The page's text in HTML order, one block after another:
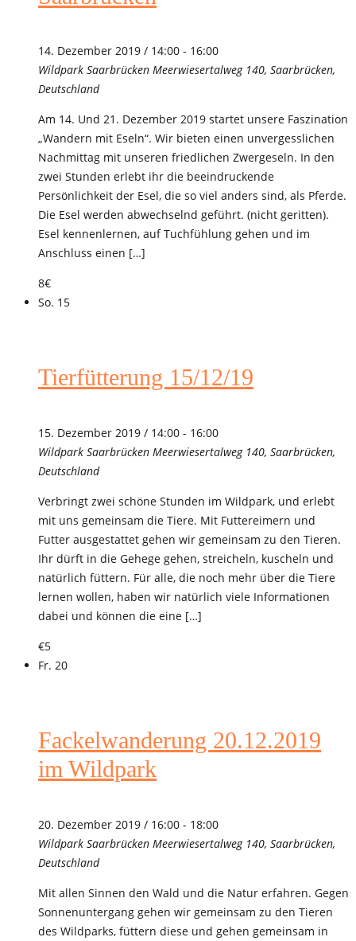
14. Dezember 2019 / 14:00 - 16:00
Wildpark Saarbrücken Meerwiesertalweg 140, Saarbrücken,
Deutschland
Am 14. Und 21. Dezember 2019 startet unsere Faszination
„Wandern mit Eseln“. Wir bieten einen unvergesslichen
Nachmittag mit unseren friedlichen Zwergeseln. In den
zwei Stunden erlebt ihr die beeindruckende
Persönlichkeit der Esel, die so viel anders sind, als Pferde.
Die Esel werden abwechselnd geführt. (nicht geritten).
Esel kennenlernen, auf Tuchfühlung gehen und im
Anschluss einen […]
8€
So. 15
Tierfütterung 15/12/19
15. Dezember 2019 / 14:00 - 16:00
Wildpark Saarbrücken Meerwiesertalweg 140, Saarbrücken,
Deutschland
Verbringt zwei schöne Stunden im Wildpark, und erlebt
mit uns gemeinsam die Tiere. Mit Futtereimern und
Futter ausgestattet gehen wir gemeinsam zu den Tieren.
Ihr dürft in die Gehege gehen, streicheln, kuscheln und
natürlich füttern. Für alle, die noch mehr über die Tiere
lernen wollen, haben wir natürlich viele Informationen
dabei und können die eine […]
€5
Fr. 20
Fackelwanderung 20.12.2019
im Wildpark
20. Dezember 2019 / 16:00 - 18:00
Wildpark Saarbrücken Meerwiesertalweg 140, Saarbrücken,
Deutschland
Mit allen Sinnen den Wald und die Natur erfahren. Gegen
Sonnenuntergang gehen wir gemeinsam zu den Tieren
des Wildparks, füttern diese und gehen gemeinsam in